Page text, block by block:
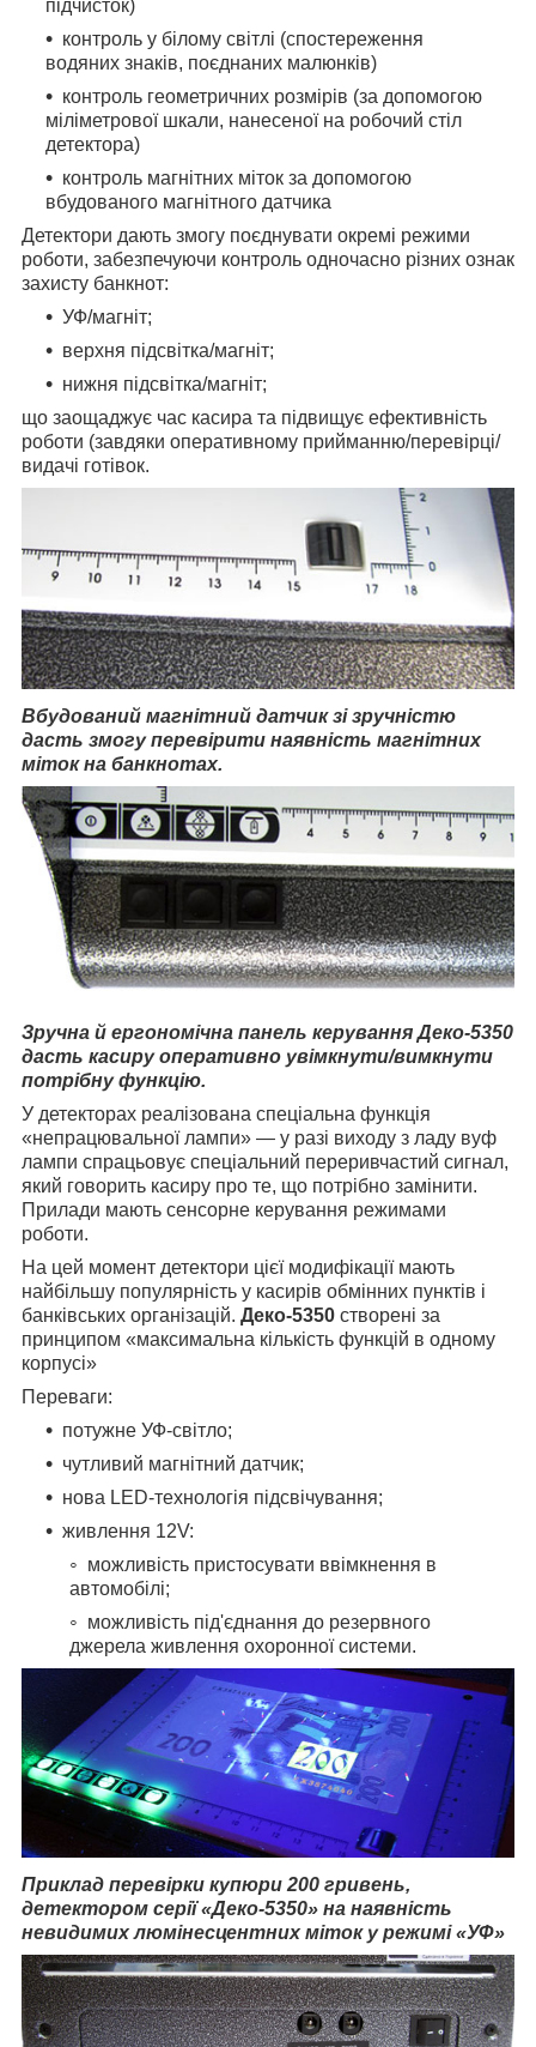
підчисток)
контроль у білому світлі (спостереження
водяних знаків, поєднаних малюнків)
контроль геометричних розмірів (за допомогою
міліметрової шкали, нанесеної на робочий стіл
детектора)
контроль магнітних міток за допомогою
вбудованого магнітного датчика
Детектори дають змогу поєднувати окремі режими
роботи, забезпечуючи контроль одночасно різних ознак
захисту банкнот:
УФ/магніт;
верхня підсвітка/магніт;
нижня підсвітка/магніт;
що заощаджує час касира та підвищує ефективність
роботи (завдяки оперативному прийманню/перевірці/
видачі готівок.
Вбудований магнітний датчик зі зручністю
дасть змогу перевірити наявність магнітних
міток на банкнотах.
Зручна й ергономічна панель керування Деко-5350
дасть касиру оперативно увімкнути/вимкнути
потрібну функцію.
У детекторах реалізована спеціальна функція
«непрацювальної лампи» — у разі виходу з ладу вуф
лампи спрацьовує спеціальний переривчастий сигнал,
який говорить касиру про те, що потрібно замінити.
Прилади мають сенсорне керування режимами
роботи.
На цей момент детектори цієї модифікації мають
найбільшу популярність у касирів обмінних пунктів і
банківських організацій. Деко-5350 створені за
принципом «максимальна кількість функцій в одному
корпусі»
Переваги:
потужне УФ-світло;
чутливий магнітний датчик;
нова LED-технологія підсвічування;
живлення 12V:
можливість пристосувати ввімкнення в
автомобілі;
можливість під'єднання до резервного
джерела живлення охоронної системи.
Приклад перевірки купюри 200 гривень,
детектором серії «Деко-5350» на наявність
невидимих люмінесцентних міток у режимі «УФ»